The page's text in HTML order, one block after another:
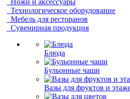
Ножи и аксессуары
Технологическое оборудование
Мебель для ресторанов
Сувенирная продукция
Блюда
Бульонные чаши
Вазы для фруктов и